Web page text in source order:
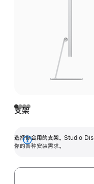
支架
选择你合用的支架。 Studio
你的各种安装需求。
展